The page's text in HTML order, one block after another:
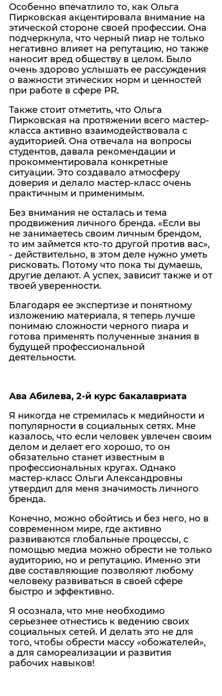
Особенно впечатлило то, как Ольга
Пирковская акцентировала внимание на
этической стороне своей профессии. Она
подчеркнула, что черный пиар не только
негативно влияет на репутацию, но также
наносит вред обществу в целом. Было
очень здорово услышать ее рассуждения
о важности этических норм и ценностей
при работе в сфере PR.
Также стоит отметить, что Ольга
Пирковская на протяжении всего мастер-
класса активно взаимодействовала с
аудиторией. Она отвечала на вопросы
студентов, давала рекомендации и
прокомментировала конкретные
ситуации. Это создавало атмосферу
доверия и делало мастер-класс очень
практичным и применимым.
Без внимания не осталась и тема
продвижения личного бренда. «Если вы
не занимаетесь своим личным брендом,
то им займется кто-то другой против вас»,
- действительно, в этом деле нужно уметь
рисковать. Потому что пока ты думаешь,
другие делают. А успех, зависит также и от
твоей уверенности.
Благодаря ее экспертизе и понятному
изложению материала, я теперь лучше
понимаю сложности черного пиара и
готова применять полученные знания в
будущей профессиональной
деятельности.
Ава Абилева, 2-й курс бакалавриата
Я никогда не стремилась к медийности и
популярности в социальных сетях. Мне
казалось, что если человек увлечен своим
делом и делает его хорошо, то он
обязательно станет известным в
профессиональных кругах. Однако
мастер-класс Ольги Александровны
утвердил для меня значимость личного
бренда.
Конечно, можно обойтись и без него, но в
современном мире, где активно
развиваются глобальные процессы, с
помощью медиа можно обрести не только
аудиторию, но и репутацию. Именно эти
две составляющие позволяют любому
человеку развиваться в своей сфере
быстро и эффективно.
Я осознала, что мне необходимо
серьезнее отнестись к ведению своих
социальных сетей. И делать это не для
того, чтобы обрести массу «обожателей»,
а для самореализации и развития
рабочих навыков!